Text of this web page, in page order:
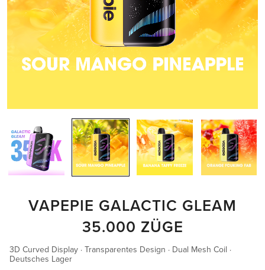
VAPEPIE GALACTIC GLEAM
35.000 ZÜGE
3D Curved Display · Transparentes Design · Dual Mesh Coil ·
Deutsches Lager